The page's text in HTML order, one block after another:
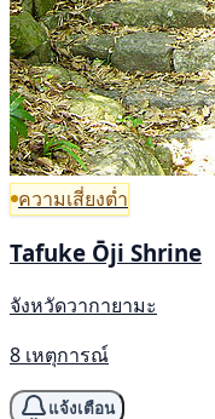
ความเสี่ยงต่ำ
Tafuke Ōji Shrine
จังหวัดวากายามะ
8 เหตุการณ์
แจ้งเตือน